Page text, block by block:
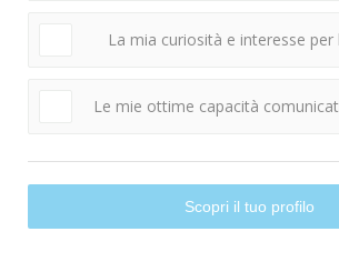
La mia curiosità e interesse per
Le mie ottime capacità
Scopri il tuo profilo